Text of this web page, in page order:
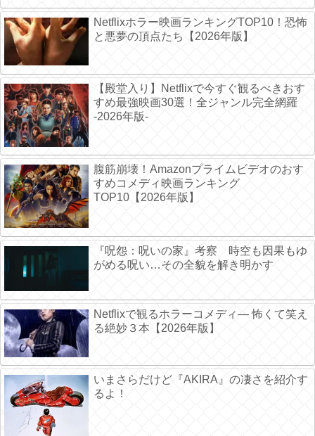
Netflixホラー映画ランキングTOP10！恐怖
と悪夢の頂点たち【2026年版】
【殿堂入り】Netflixで今すぐ観るべきおす
すめ最強映画30選！全ジャンル完全網羅
-2026年版-
腹筋崩壊！Amazonプライムビデオのおす
すめコメディ映画ランキング
TOP10【2026年版】
『呪怨：呪いの家』考察 時空も因果もゆ
がめる呪い…その全貌を解き明かす
Netflixで観るホラーコメディ― 怖くて笑え
る絶妙３本【2026年版】
いまさらだけど『AKIRA』の凄さを紹介す
るよ！